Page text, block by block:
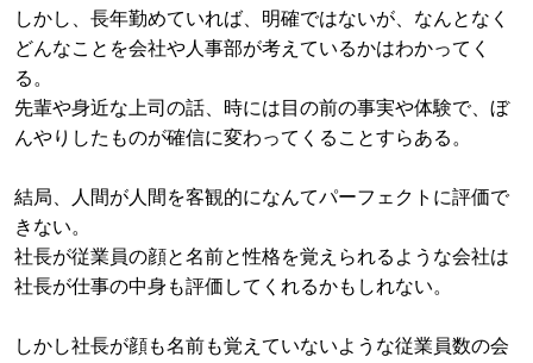
しかし、長年勤めていれば、明確ではないが、なんとなく
どんなことを会社や人事部が考えているかはわかってく
る。
先輩や身近な上司の話、時には目の前の事実や体験で、ぼ
んやりしたものが確信に変わってくることすらある。
結局、人間が人間を客観的になんてパーフェクトに評価で
きない。
社長が従業員の顔と名前と性格を覚えられるような会社は
社長が仕事の中身も評価してくれるかもしれない。
しかし社長が顔も名前も覚えていないような従業員数の会